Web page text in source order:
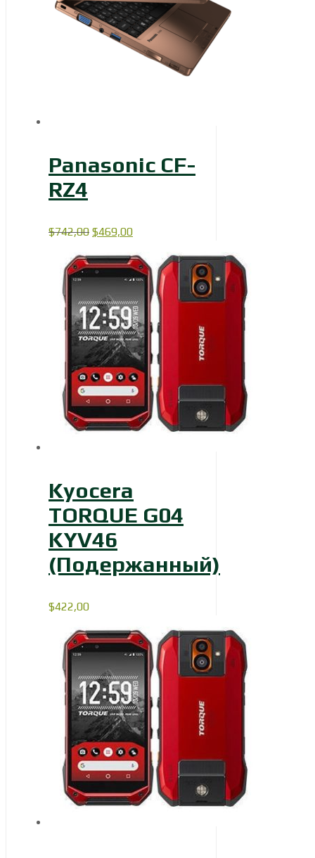
Panasonic CF-
RZ4
$742,00 Первоначальная
составляла
$742,00.
$469,00Текущая
$469,00.
Kyocera
TORQUE G04
KYV46
(Подержанный)
$422,00